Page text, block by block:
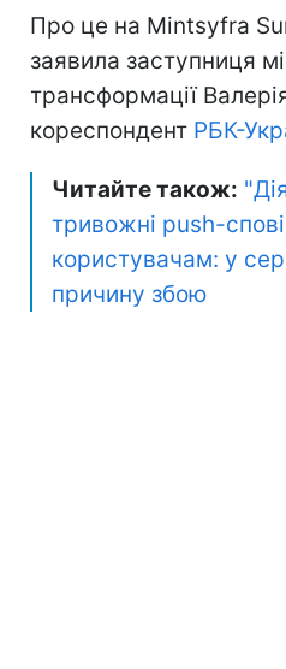
Про це на Mintsyfra
заявила заступниця
трансформації
кореспондент РБК-
Читайте також:
тривожні push-
користувачам: у
причину збою